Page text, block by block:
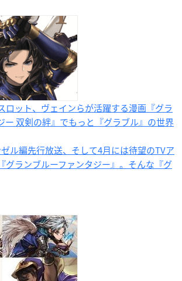
ロット、ヴェインらが活躍する漫画『グラ
ー 双剣の絆』でもっと『グラブル』の世界
ル編先行放送、そして4月には待望のTVア
グランブルーファンタジー』。そんな『グ